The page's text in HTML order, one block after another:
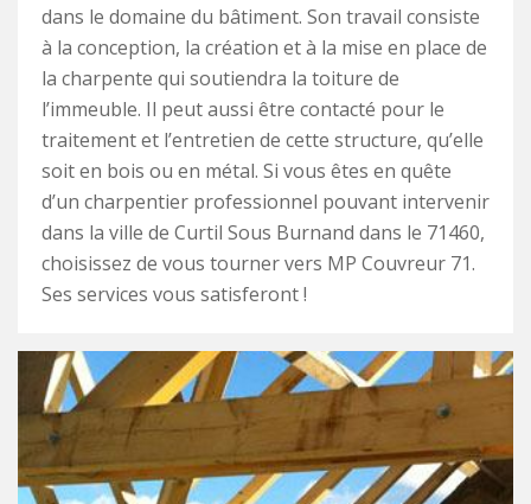
dans le domaine du bâtiment. Son travail consiste
à la conception, la création et à la mise en place de
la charpente qui soutiendra la toiture de
l’immeuble. Il peut aussi être contacté pour le
traitement et l’entretien de cette structure, qu’elle
soit en bois ou en métal. Si vous êtes en quête
d’un charpentier professionnel pouvant intervenir
dans la ville de Curtil Sous Burnand dans le 71460,
choisissez de vous tourner vers MP Couvreur 71.
Ses services vous satisferont !